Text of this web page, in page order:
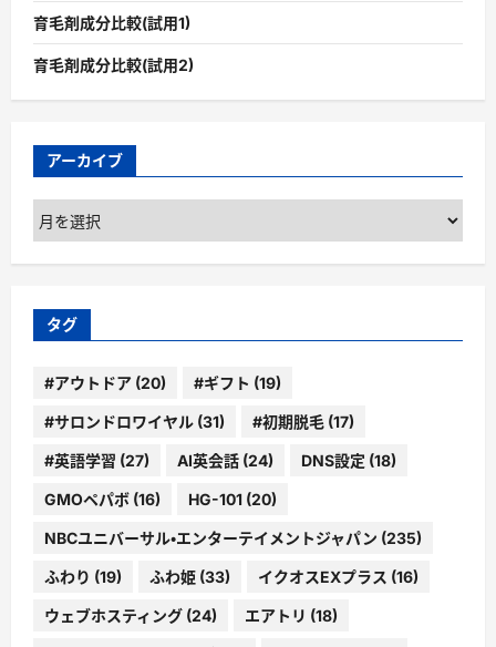
育毛剤成分比較(試用1)
育毛剤成分比較(試用2)
アーカイブ
ア
ー
カ
ブ
タグ
#アウトドア (20) #ギフト (19)
#サロンドロワイヤル (31) #初期脱毛 (17)
#英語学習 (27) AI英会話 (24) DNS設定 (18)
GMOペパボ (16) HG-101 (20)
NBCユニバーサル・エンターテイメントジャパン (235)
ふわり (19) ふわ姫 (33) イクオスEXプラス (16)
ウェブホスティング (24) エアトリ (18)